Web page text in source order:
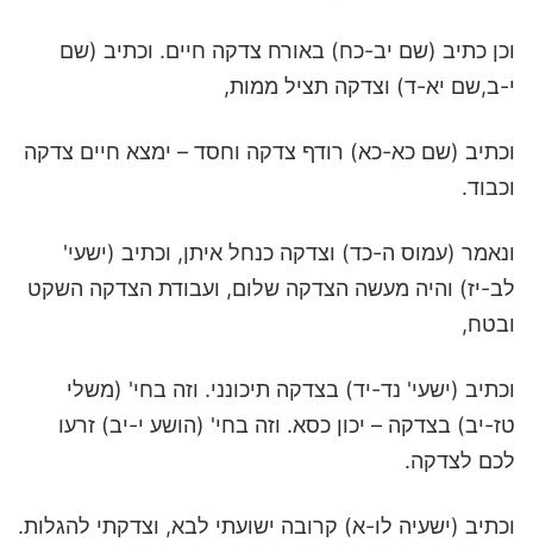
וכן כתיב (שם יב-כח) באורח צדקה חיים. וכתיב (שם
י-ב,שם יא-ד) וצדקה תציל ממות,
וכתיב (שם כא-כא) רודף צדקה וחסד – ימצא חיים צדקה
וכבוד.
ונאמר (עמוס ה-כד) וצדקה כנחל איתן, וכתיב (ישעי'
לב-יז) והיה מעשה הצדקה שלום, ועבודת הצדקה השקט
ובטח,
וכתיב (ישעי' נד-יד) בצדקה תיכונני. וזה בחי' (משלי
טז-יב) בצדקה – יכון כסא. וזה בחי' (הושע י-יב) זרעו
לכם לצדקה.
וכתיב (ישעיה לו-א) קרובה ישועתי לבא, וצדקתי להגלות.